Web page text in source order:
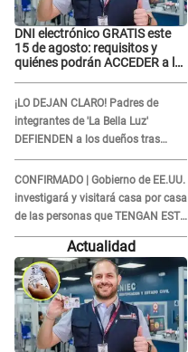
DNI electrónico GRATIS este
15 de agosto: requisitos y
quiénes podrán ACCEDER a la
¡LO DEJAN CLARO! Padres de
integrantes de 'La Bella Luz'
DEFIENDEN a los dueños tras
denuncia: “Nunca vimos nada...”
CONFIRMADO | Gobierno de EE.UU.
investigará y visitará casa por casa
de las personas que TENGAN ESTE
TRABAJO
Actualidad